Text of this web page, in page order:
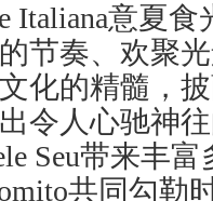
Italiana意夏
节奏、欢聚
化的精髓，
令人心驰神
Seu带来丰
共同勾勒